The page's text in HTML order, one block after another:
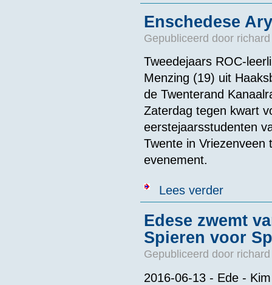
Enschedese
Gepubliceerd door
Tweedejaars ROC-
Menzing (19) uit
de Twenterand
Zaterdag tegen kwart
eerstejaarsstudenten
Twente in Vriezenveen
evenement.
Lees verderover
Edese zwemt
Spieren voor
Gepubliceerd door
2016-06-13 - Ede -